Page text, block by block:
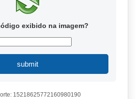
exibido na imagem?
submit
15218625772160980190